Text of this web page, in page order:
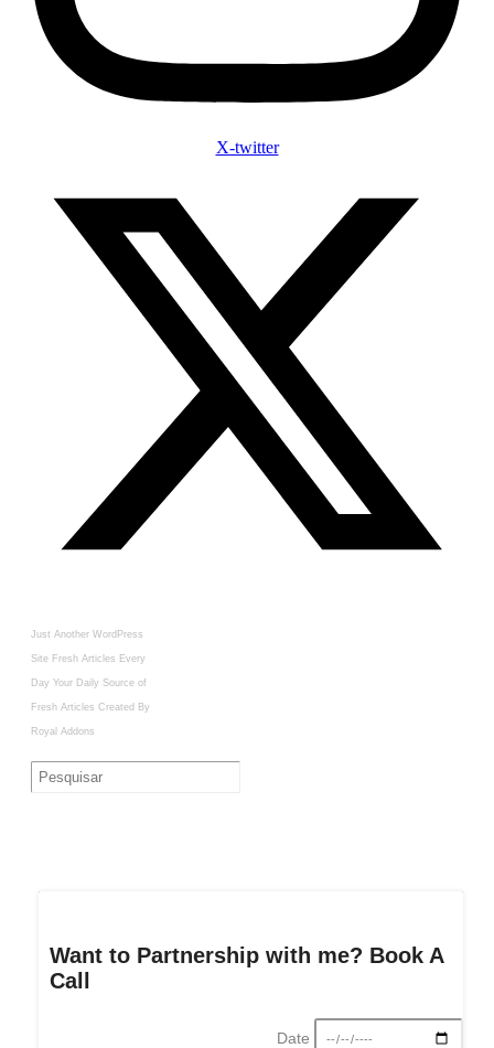
X-twitter
Just Another WordPress
Site Fresh Articles Every
Day Your Daily Source of
Fresh Articles Created By
Royal Addons
Want to Partnership with me? Book A
Call
Date